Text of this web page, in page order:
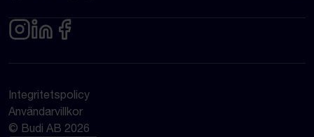
Integritetspolicy
Användarvillkor
© Budi AB 2026